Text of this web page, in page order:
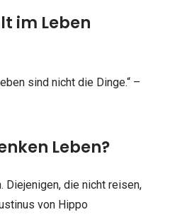
im Leben
sind nicht die Dinge.“ –
Leben?
Diejenigen, die nicht reisen,
von Hippo